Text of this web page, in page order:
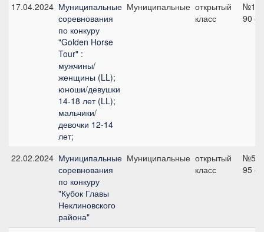
17.04.2024 Муниципальные
соревнования
по конкуру
"Golden Horse
Tour" :
мужчины/
женщины (LL);
юноши/девушки
14-18 лет (LL);
мальчики/
девочки 12-14
лет;
Муниципальные открытый
класс
№1А,
90 см
22.02.2024 Муниципальные
соревнования
по конкуру
"Кубок Главы
Неклиновского
района"
Муниципальные открытый
класс
№5,
95 см